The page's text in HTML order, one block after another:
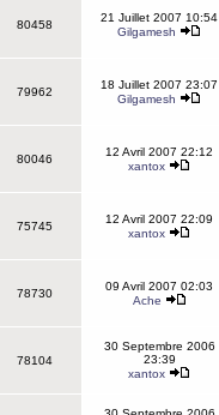
80458
21 Juillet 2007 10:54
Gilgamesh
79962
18 Juillet 2007 23:07
Gilgamesh
80046
12 Avril 2007 22:12
xantox
75745
12 Avril 2007 22:09
xantox
78730
09 Avril 2007 02:03
Ache
78104
30 Septembre 2006
23:39
xantox